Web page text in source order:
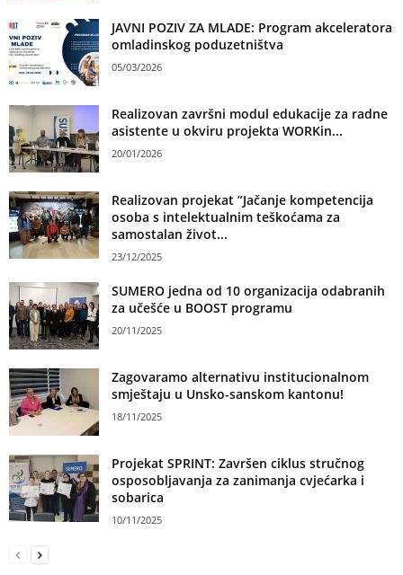
JAVNI POZIV ZA MLADE: Program akceleratora
omladinskog poduzetništva
05/03/2026
Realizovan završni modul edukacije za radne
asistente u okviru projekta WORKin...
20/01/2026
Realizovan projekat ”Jačanje kompetencija
osoba s intelektualnim teškoćama za
samostalan život...
23/12/2025
SUMERO jedna od 10 organizacija odabranih
za učešće u BOOST programu
20/11/2025
Zagovaramo alternativu institucionalnom
smještaju u Unsko-sanskom kantonu!
18/11/2025
Projekat SPRINT: Završen ciklus stručnog
osposobljavanja za zanimanja cvjećarka i
sobarica
10/11/2025